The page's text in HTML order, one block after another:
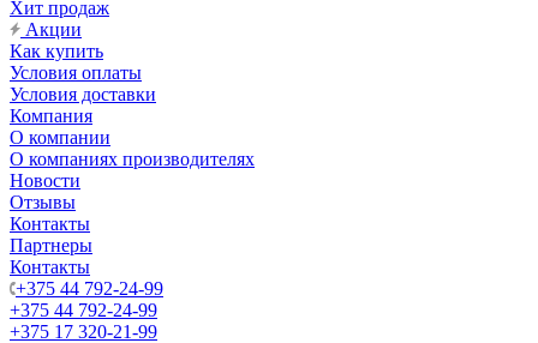
Хит продаж
Акции
Как купить
Условия оплаты
Условия доставки
Компания
О компании
О компаниях производителях
Новости
Отзывы
Контакты
Партнеры
Контакты
+375 44 792-24-99
+375 44 792-24-99
+375 17 320-21-99